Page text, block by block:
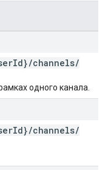
Id}/channels/
одного канала.
Id}/channels/